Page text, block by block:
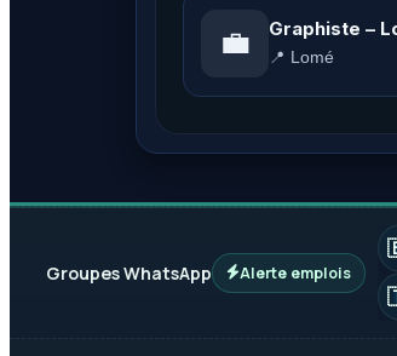
💼 Graphiste –
📍 Lomé
Groupes WhatsApp Alerte emplois